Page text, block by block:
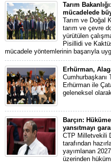
Tarım
mücadelede
Tarım ve Doğal
tarım ve çevre
yürütülen
Pisillidi ve
mücadele yöntemlerinin başarıyla
Erhürman,
Cumhurbaşkanı
Erhürman ile
geleneksel
Barçın:
yansıtmayı
CTP Milletvekili
tarafından
yayımlanan
üzerinden